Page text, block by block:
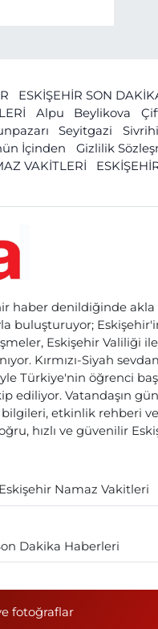
ESKİŞEHİR SON
Alpu Beylikova
Seyitgazi
İçinden Gizlilik
VAKİTLERİ
haber denildiğinde
buluşturuyor;
Eskişehir Valiliği
Kırmızı-Siyah
Türkiye'nin öğrenci
Vatandaşın
etkinlik rehberi
hızlı ve güvenilir
Eskişehir Namaz Vakitleri
Dakika Haberleri
fotoğraflar